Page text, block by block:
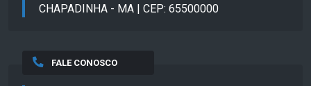
CHAPADINHA - MA | CEP: 65500000
FALE CONOSCO